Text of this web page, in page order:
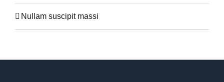
Nullam suscipit massi